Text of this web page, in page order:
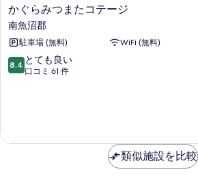
の
写
真
を
る
か
ぐ
ら
み
つ
ま
南
かぐらみつまたコテージ
南魚沼郡
駐車場 (無料) WiFi (無料)
10
段
も
8.4 とても良い
口コミ 61 件
類似施設を比較